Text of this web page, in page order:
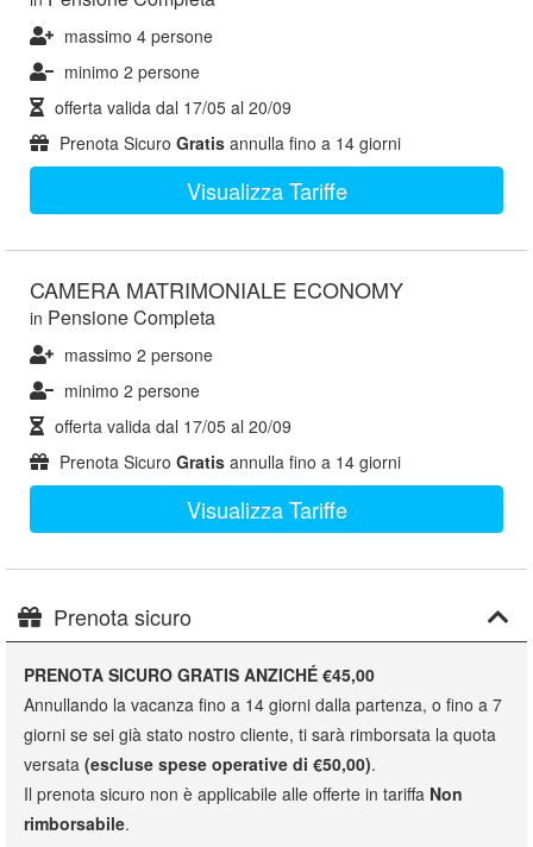
massimo 4 persone
minimo 2 persone
offerta valida dal 17/05 al 20/09
Prenota Sicuro Gratis annulla fino a 14 giorni
Visualizza Tariffe
CAMERA MATRIMONIALE ECONOMY
in Pensione Completa
massimo 2 persone
minimo 2 persone
offerta valida dal 17/05 al 20/09
Prenota Sicuro Gratis annulla fino a 14 giorni
Visualizza Tariffe
Prenota sicuro
PRENOTA SICURO GRATIS ANZICHÉ €45,00
Annullando la vacanza fino a 14 giorni dalla partenza, o fino a 7
giorni se sei già stato nostro cliente, ti sarà rimborsata la quota
versata (escluse spese operative di €50,00).
Il prenota sicuro non è applicabile alle offerte in tariffa Non
rimborsabile.